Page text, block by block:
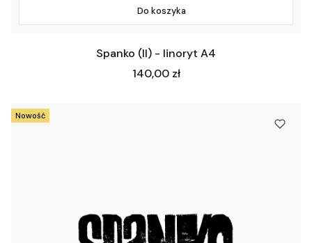
Do koszyka
Spanko (II) - linoryt A4
Cena
140,00 zł
Nowość